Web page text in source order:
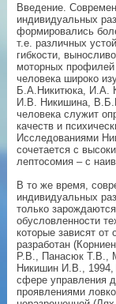
Введение.
индивидуальных
формировались
т.е. различных
гибкости,
моторных профилей
человека широко
Б.А.Никитюка, И.А.
И.В. Никишина,
человека служит
качеств и
Исследованиями
сочетается с
лептосомия – с
В то же время,
индивидуальных
только
обусловленности
которые зависят от
разработан
Р.В., Панасюк Т.В.,
Никишин И.В., 1994,
сфере управления
проявлениями